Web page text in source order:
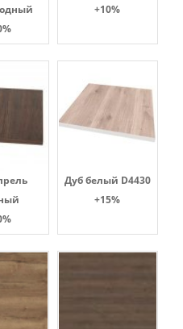
+10%
Дуб белый D4430
+15%